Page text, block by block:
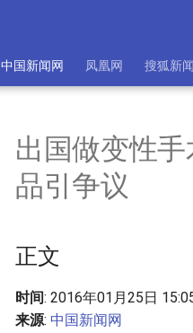
中国新闻网 凤凰网 搜狐新闻
出国做变性
品引争议
正文
时间: 2016年01月25日
来源: 中国新闻网